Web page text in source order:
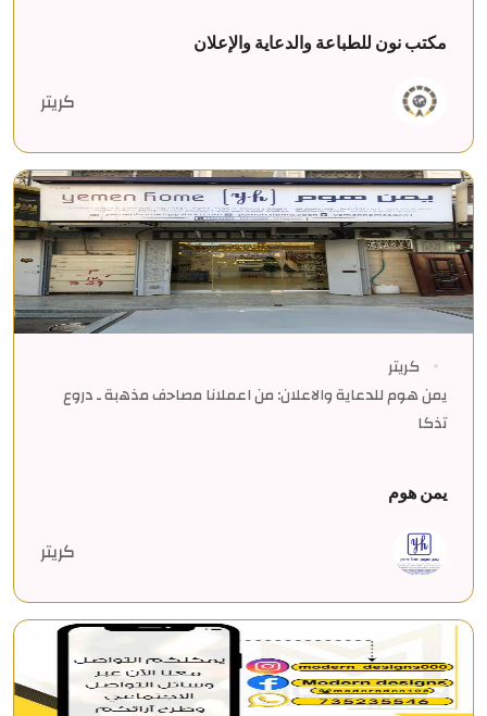
مكتب نون للطباعة والدعاية والإعلان
كريتر
كريتر
يمن هوم للدعاية والاعلان: من اعملانا ﻣﺻﺎﺣف ﻣذھﺑﺔ ـ دروع
ﺗذﻛﺎ
يمن هوم
كريتر